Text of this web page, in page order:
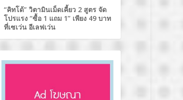
“คิทโด้” วิตามินเม็ดเคี้ยว 2 สูตร จัด
โปรแรง “ซื้อ 1 แถม 1” เพียง 49 บาท
ที่เซเว่น อีเลฟเว่น